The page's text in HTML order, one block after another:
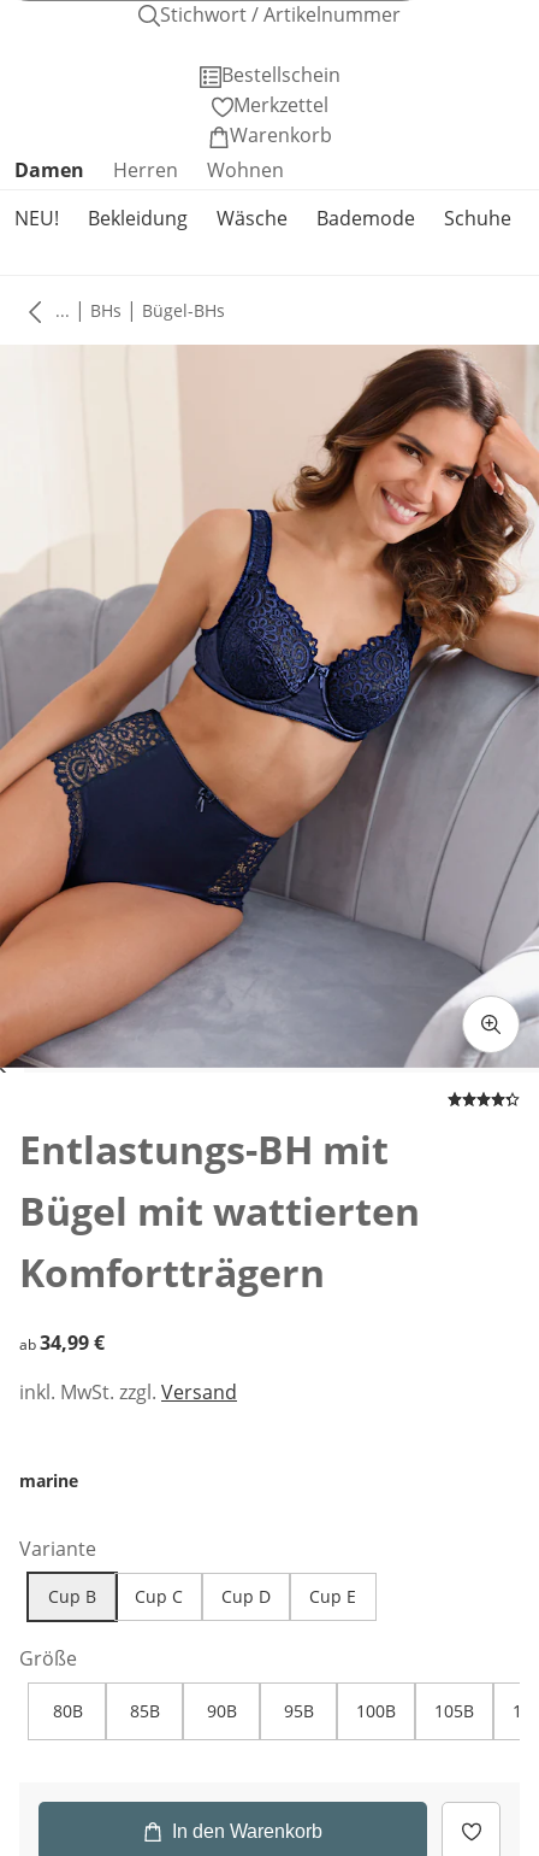
Stichwort / Artikelnummer
Bestellschein
Merkzettel
Warenkorb
Produktkategorien überspringen
Damen Herren
Wohnen
NEU!
Bekleidung Wäsche Bademode Schuhe
... | BHs | Bügel-BHs
Entlastungs-BH mit
Bügel mit wattierten
Komfortträgern
34,99 €
ab34,99 €
inkl. MwSt. zzgl. Versand
marine
Variante
Cup B Cup C Cup D Cup E
Größe
80B 85B 90B 95B 100B 105B
In den Warenkorb